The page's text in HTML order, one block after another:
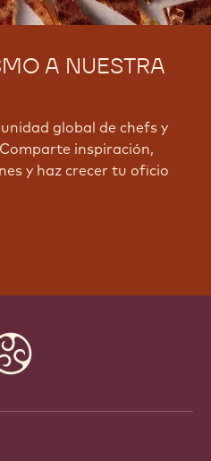
A NUESTRA
global de chefs y
inspiración,
y haz crecer tu oficio